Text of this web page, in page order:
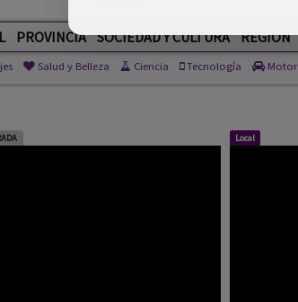
PROVINCIA SOCIEDAD Y CULTURA REGIÓN
Salud y Belleza Ciencia Tecnología Motor
Local